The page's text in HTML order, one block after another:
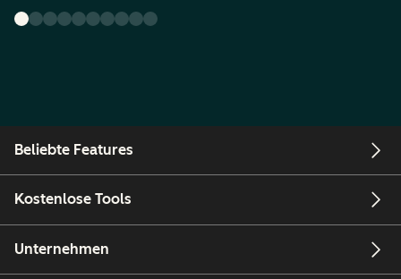
Beliebte Features
Kostenlose Tools
Unternehmen